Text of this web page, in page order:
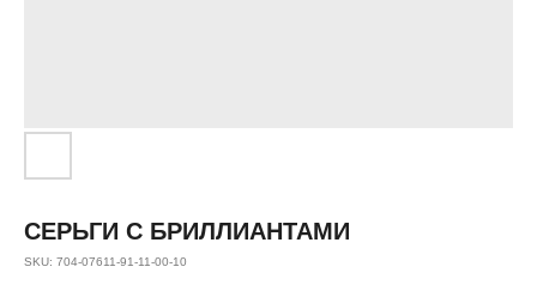
СЕРЬГИ С БРИЛЛИАНТАМИ
SKU: 704-07611-91-11-00-10